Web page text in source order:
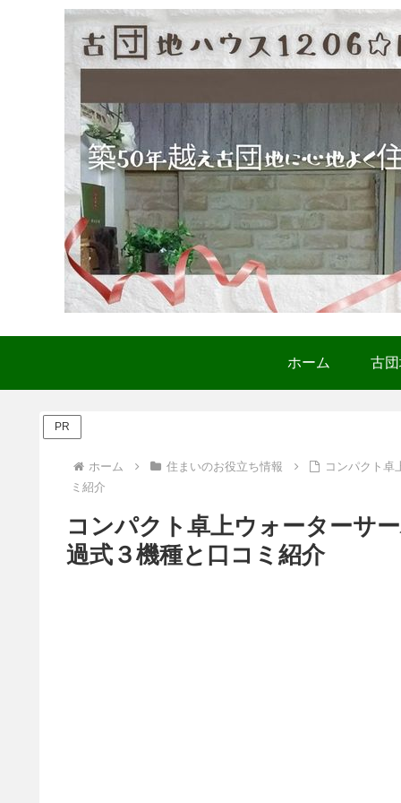
ホーム 古
PR
ホーム 住まいのお役立ち情報
コンパクト卓
ミ紹介
コンパクト卓上ウォーターサ
過式３機種と口コミ紹介